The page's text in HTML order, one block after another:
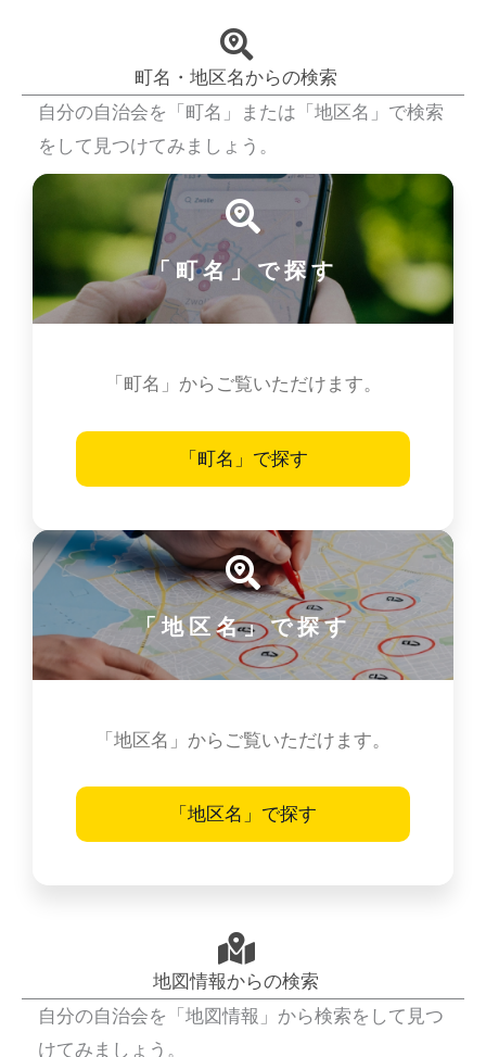
町名・地区名からの検索
自分の自治会を「町名」または「地区名」で検索
をして見つけてみましょう。
「町名」で探す
「町名」からご覧いただけます。
「町名」で探す
「地区名」で探す
「地区名」からご覧いただけます。
「地区名」で探す
地図情報からの検索
自分の自治会を「地図情報」から検索をして見つ
けてみましょう。